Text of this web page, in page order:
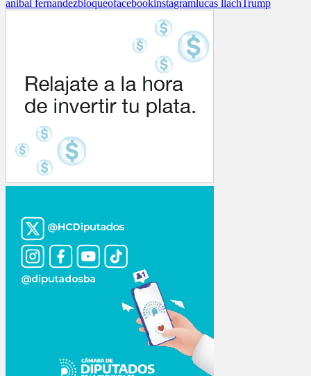
anibal fernandezbloqueofacebookinstagram lucas llachTrump